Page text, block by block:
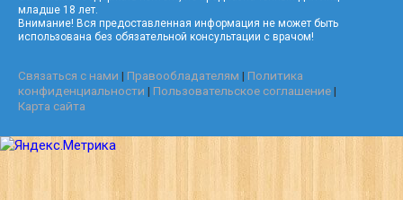
младше 18 лет.
Внимание! Вся предоставленная информация не может быть
использована без обязательной консультации с врачом!
Связаться с нами | Правообладателям | Политика
конфиденциальности | Пользовательское соглашение|
Карта сайта